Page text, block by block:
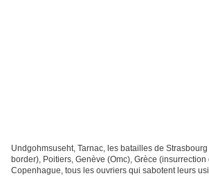
Undgohmsuseht, Tarnac, les batailles de
border), Poitiers, Genève (Omc), Grèce (insurrection
Copenhague, tous les ouvriers qui sabotent leurs